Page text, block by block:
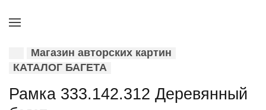
Магазин авторских картин
КАТАЛОГ БАГЕТА
Рамка 333.142.312 Деревянный